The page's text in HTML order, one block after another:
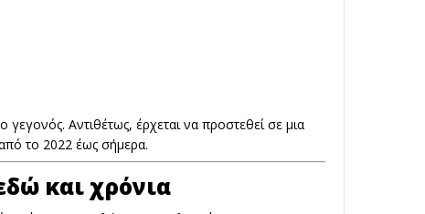
Αντιθέτως, έρχεται να προστεθεί σε μια
το 2022 έως σήμερα.
και χρόνια